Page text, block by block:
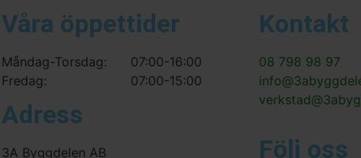
Våra öppettider
Måndag-Torsdag:
Fredag:
07:00-16:00
07:00-15:00
Adress
3A Byggdelen AB
Kontakt
08 798 98 97
Följ oss